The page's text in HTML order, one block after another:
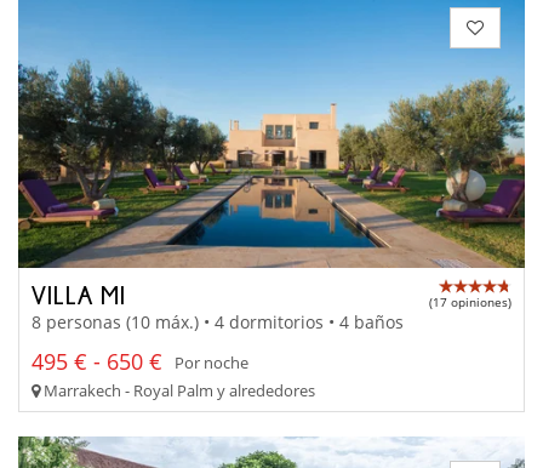
VILLA MI (17 opiniones)
8 personas (10 máx.) • 4 dormitorios • 4 baños
495 € - 650 €
Por noche
Marrakech - Royal Palm y alrededores